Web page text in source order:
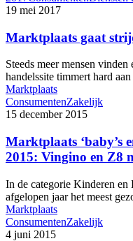
19 mei 2017
Marktplaats gaat
Steeds meer mensen
handelssite timmert hard
Marktplaats
ConsumentenZakelijk
15 december 2015
Marktplaats ‘baby’s
2015: Vingino en Z8
In de categorie Kinderen en
afgelopen jaar het meest
Marktplaats
ConsumentenZakelijk
4 juni 2015